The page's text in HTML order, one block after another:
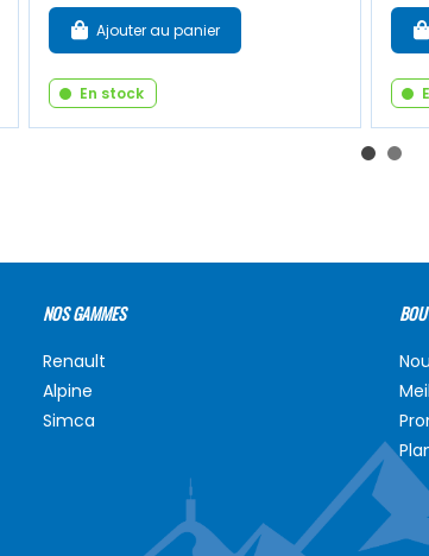
Ajouter au panier
En stock
NOS GAMMES
Renault
Alpine
Simca